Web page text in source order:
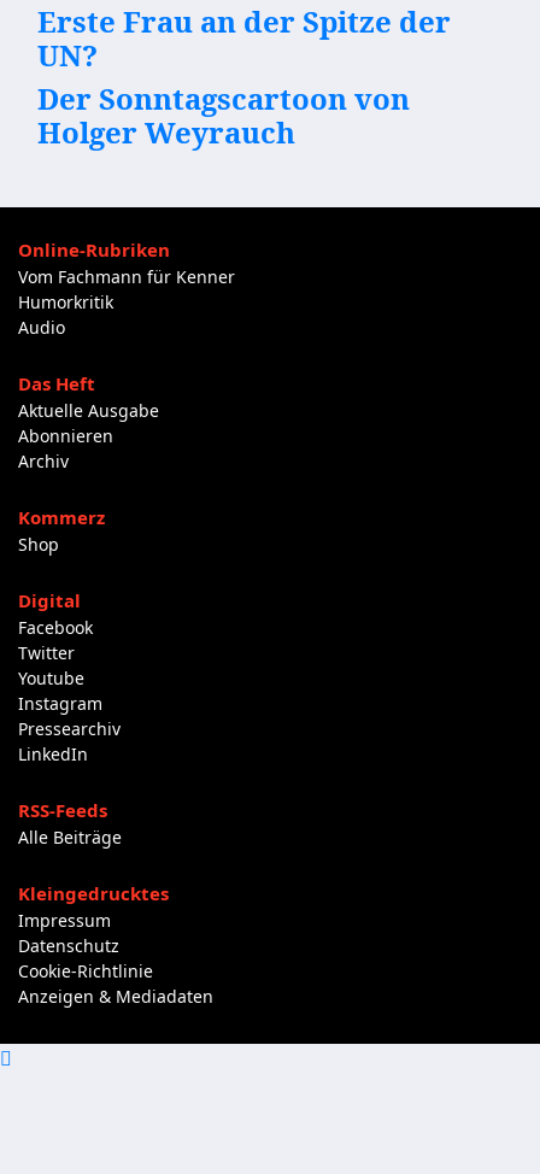
Erste Frau an der Spitze der
UN?
Der Sonntagscartoon von
Holger Weyrauch
Online-Rubriken
Vom Fachmann für Kenner
Humorkritik
Audio
Das Heft
Aktuelle Ausgabe
Abonnieren
Archiv
Kommerz
Shop
Digital
Facebook
Twitter
Youtube
Instagram
Pressearchiv
LinkedIn
RSS-Feeds
Alle Beiträge
Kleingedrucktes
Impressum
Datenschutz
Cookie-Richtlinie
Anzeigen & Mediadaten